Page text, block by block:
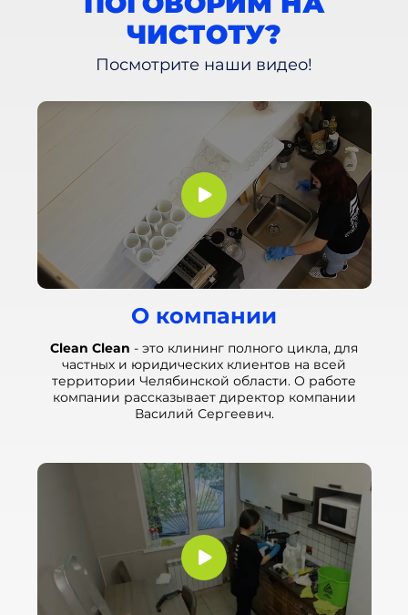
ЧИСТОТУ?
Посмотрите наши видео!
О компании
Clean Clean - это клининг полного цикла, для
частных и юридических клиентов на всей
территории Челябинской области. О работе
компании рассказывает директор компании
Василий Сергеевич.